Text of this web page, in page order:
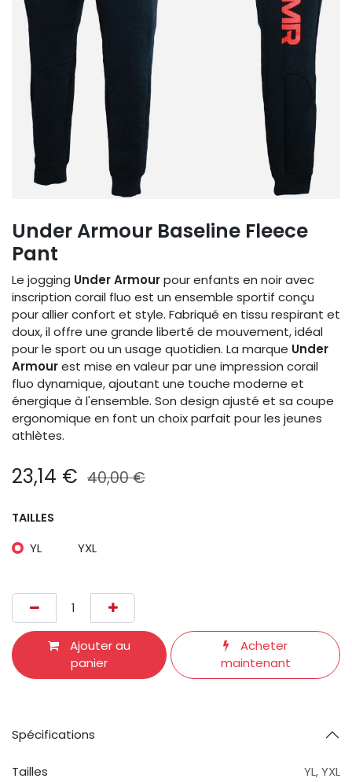
Under Armour Baseline Fleece
Pant
Le jogging Under Armourpour enfants en noir avec
inscription corail fluo est un ensemble sportif conçu
pour allier confort et style. Fabriqué en tissu respirant et
doux, il offre une grande liberté de mouvement, idéal
pour le sport ou un usage quotidien. La marque Under
Armourest mise en valeur par une impression corail
fluo dynamique, ajoutant une touche moderne et
énergique à l'ensemble. Son design ajusté et sa coupe
ergonomique en font un choix parfait pour les jeunes
athlètes.
23,14 € 40,00€
TAILLES
YL YXL
Ajouter au
panier
Acheter
maintenant
Spécifications
Tailles YL,YXL